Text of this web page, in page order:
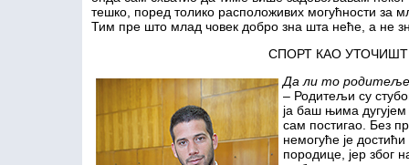
тешко, поред толико расположивих могућности за
Тим пре што млад човек добро зна шта неће, а не
СПОРТ КАО
Да ли то родитеље
– Родитељи су
ја баш њима дугујем
сам постигао. Без
немогуће је
породице, јер због